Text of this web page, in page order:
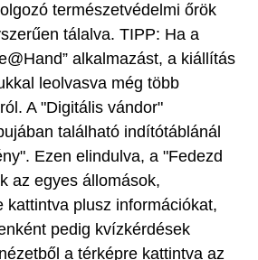
természetvédelmi őrök
tálalva. TIPP: Ha a
alkalmazást, a kiállítás
leolvasva még több
A "Digitális vándor"
található indítótáblánál
Ezen elindulva, a "Fedezd
az egyes állomások,
kattintva plusz információkat,
pedig kvízkérdések
a térképre kattintva az